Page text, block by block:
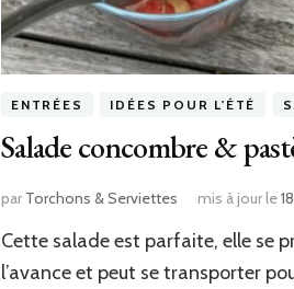
ENTRÉES IDÉES POUR L'ÉTÉ
Salade concombre &
par Torchons & Serviettes mis à jour le
Cette salade est parfaite, elle se
l’avance et peut se transporter